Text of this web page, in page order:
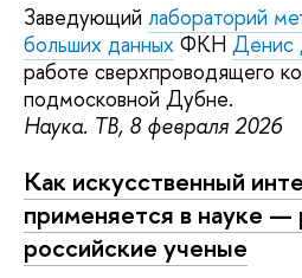
Заведующий лабораторий
больших данных ФКН Денис
работе сверхпроводящего
подмосковной Дубне.
Наука. ТВ, 8 февраля 2026
Как искусственный
применяется в науке —
российские ученые